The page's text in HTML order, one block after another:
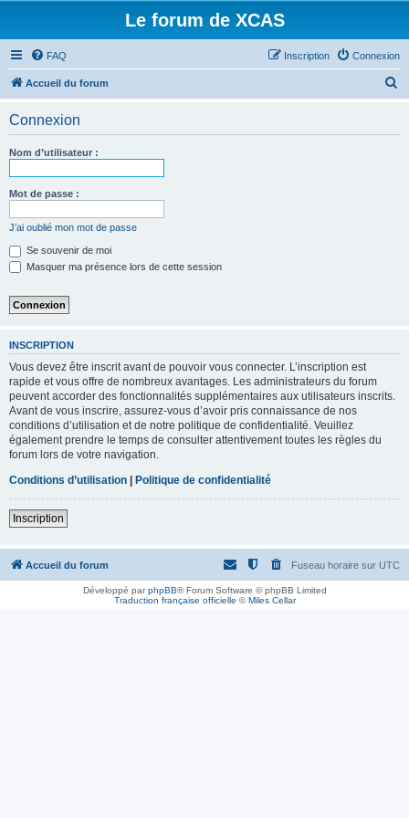
Le forum de XCAS
FAQ Connexion
Inscription
Accueil du forum
Connexion
Nom d’utilisateur :
Mot de passe :
J’ai oublié mon mot de passe
Se souvenir de moi
Masquer ma présence lors de cette session
INSCRIPTION
Vous devez être inscrit avant de pouvoir vous connecter. L’inscription est
rapide et vous offre de nombreux avantages. Les administrateurs du forum
peuvent accorder des fonctionnalités supplémentaires aux utilisateurs inscrits.
Avant de vous inscrire, assurez-vous d’avoir pris connaissance de nos
conditions d’utilisation et de notre politique de confidentialité. Veuillez
également prendre le temps de consulter attentivement toutes les règles du
forum lors de votre navigation.
Conditions d’utilisation | Politique de confidentialité
Inscription
Accueil du forum Fuseau horaire sur UTC
Développé parphpBB® Forum Software © phpBB Limited
Traduction française officielle ©Miles Cellar